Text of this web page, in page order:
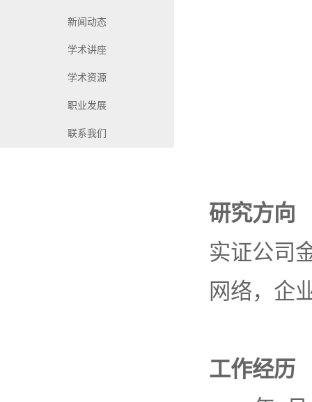
新闻动态
学术讲座
学术资源
职业发展
联系我们
研究方向
实证公司
网络，企
工作经历